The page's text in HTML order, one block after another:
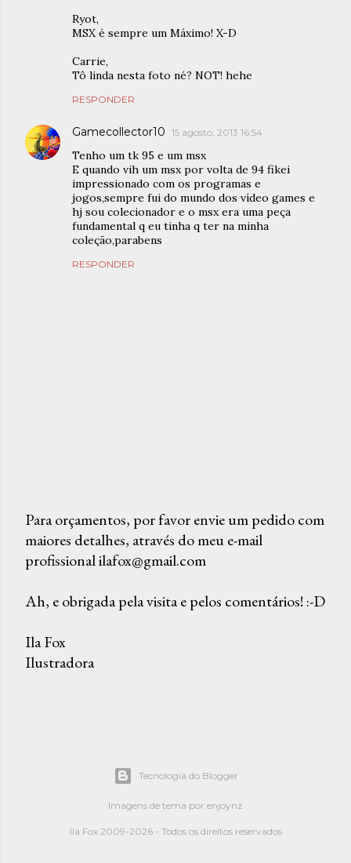
Ryot,
MSX é sempre um Máximo! X-D
Carrie,
Tô linda nesta foto né? NOT! hehe
RESPONDER
Gamecollector10 15 agosto, 2013 16:54
Tenho um tk 95 e um msx
E quando vih um msx por volta de 94 fikei
impressionado com os programas e
jogos,sempre fui do mundo dos vídeo games e
hj sou colecionador e o msx era uma peça
fundamental q eu tinha q ter na minha
coleção,parabens
RESPONDER
P
o
t
r
u
Para orçamentos, por favor envie um pedido com
maiores detalhes, através do meu e-mail
profissional ilafox@gmail.com
Ah, e obrigada pela visita e pelos comentários! :-D
Ila Fox
Ilustradora
Tecnologia do Blogger
Imagens de tema por enjoynz
Ila Fox 2009-2026 - Todos os direitos reservados